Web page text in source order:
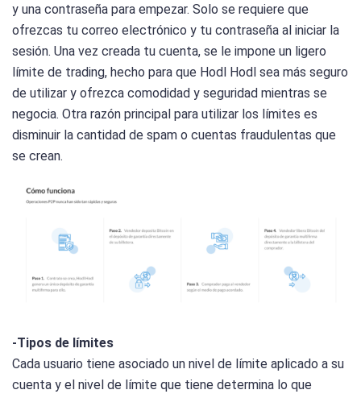
y una contraseña para empezar. Solo se requiere que
ofrezcas tu correo electrónico y tu contraseña al iniciar la
sesión. Una vez creada tu cuenta, se le impone un ligero
límite de trading, hecho para que Hodl Hodl sea más seguro
de utilizar y ofrezca comodidad y seguridad mientras se
negocia. Otra razón principal para utilizar los límites es
disminuir la cantidad de spam o cuentas fraudulentas que
se crean.
-Tipos de límites
Cada usuario tiene asociado un nivel de límite aplicado a su
cuenta y el nivel de límite que tiene determina lo que